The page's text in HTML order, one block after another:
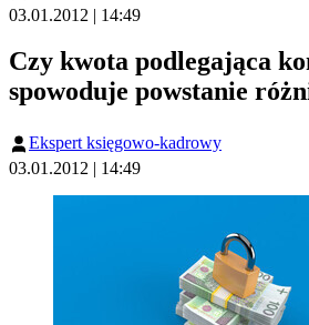
03.01.2012 | 14:49
Czy kwota podlegająca
spowoduje powstanie
Ekspert księgowo-kadrowy
03.01.2012 | 14:49